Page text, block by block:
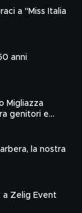
a "Miss Italia
anni
Migliazza
genitori e
la nostra
a Zelig Event